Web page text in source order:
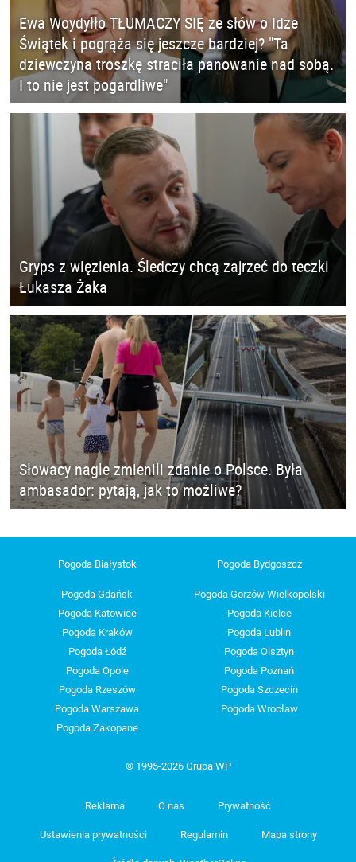
Ewa Woydyłło TŁUMACZY SIĘ ze słów o Idze
Świątek i pogrąża się jeszcze bardziej? "Ta
dziewczyna troszkę straciła panowanie nad sobą.
I to nie jest pogardliwe"
Gryps z więzienia. Śledczy chcą zajrzeć do teczki
Łukasza Żaka
Słowacy nagle zmienili zdanie o Polsce. Była
ambasador: pytają, jak to możliwe?
Pogoda Białystok Pogoda Bydgoszcz
Pogoda Gdańsk
Pogoda Gorzów Wielkopolski
Pogoda Katowice
Pogoda Kielce
Pogoda Kraków
Pogoda Lublin
Pogoda Łódź
Pogoda Olsztyn
Pogoda Opole
Pogoda Poznań
Pogoda Rzeszów
Pogoda Szczecin
Pogoda Warszawa
Pogoda Wrocław
Pogoda Zakopane
© 1995-2026 Grupa WP
Reklama O nas Prywatność
Ustawienia prywatności Regulamin Mapa strony